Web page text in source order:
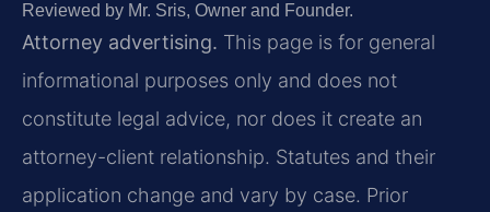
Reviewed by Mr. Sris, Owner and Founder.
Attorney advertising. This page is for general
informational purposes only and does not
constitute legal advice, nor does it create an
attorney-client relationship. Statutes and their
application change and vary by case. Prior